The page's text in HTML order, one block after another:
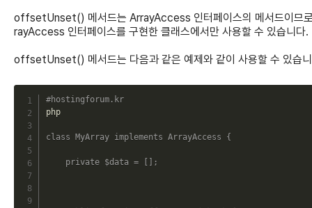
offsetUnset() 메서드는 ArrayAccess 인터페이스의 메서드이므
rayAccess 인터페이스를 구현한 클래스에서만 사용할 수 있습니다.
offsetUnset() 메서드는 다음과 같은 예제와 같이 사용할 수 있습
#hostingforum.kr
php
class MyArray implements ArrayAccess {
private $data = ;